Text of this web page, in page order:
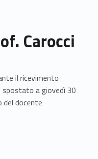
Carocci
il ricevimento
spostato a giovedì 30
del docente